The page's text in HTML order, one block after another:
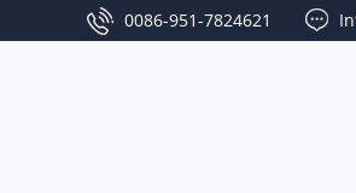
0086-951-7824621